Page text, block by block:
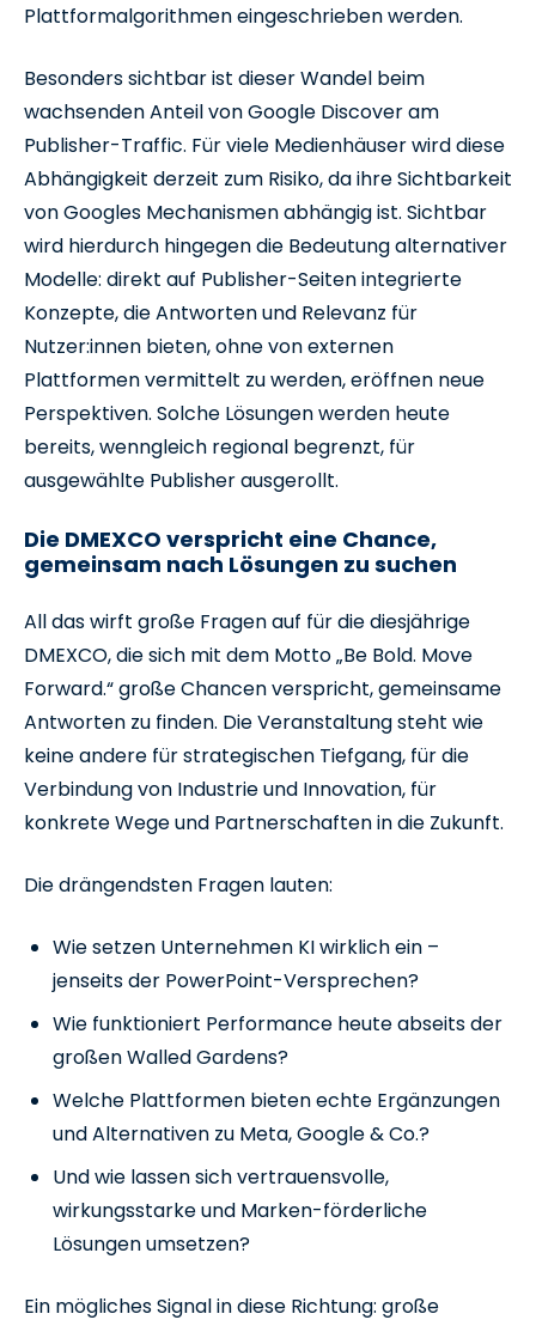
Plattformalgorithmen eingeschrieben werden.
Besonders sichtbar ist dieser Wandel beim
wachsenden Anteil von Google Discover am
Publisher-Traffic. Für viele Medienhäuser wird diese
Abhängigkeit derzeit zum Risiko, da ihre Sichtbarkeit
von Googles Mechanismen abhängig ist. Sichtbar
wird hierdurch hingegen die Bedeutung alternativer
Modelle: direkt auf Publisher-Seiten integrierte
Konzepte, die Antworten und Relevanz für
Nutzer:innen bieten, ohne von externen
Plattformen vermittelt zu werden, eröffnen neue
Perspektiven. Solche Lösungen werden heute
bereits, wenngleich regional begrenzt, für
ausgewählte Publisher ausgerollt.
Die DMEXCO verspricht eine Chance,
gemeinsam nach Lösungen zu suchen
All das wirft große Fragen auf für die diesjährige
DMEXCO, die sich mit dem Motto „Be Bold. Move
Forward.“ große Chancen verspricht, gemeinsame
Antworten zu finden. Die Veranstaltung steht wie
keine andere für strategischen Tiefgang, für die
Verbindung von Industrie und Innovation, für
konkrete Wege und Partnerschaften in die Zukunft.
Die drängendsten Fragen lauten:
Wie setzen Unternehmen KI wirklich ein –
jenseits der PowerPoint-Versprechen?
Wie funktioniert Performance heute abseits der
großen Walled Gardens?
Welche Plattformen bieten echte Ergänzungen
und Alternativen zu Meta, Google & Co.?
Und wie lassen sich vertrauensvolle,
wirkungsstarke und Marken-förderliche
Lösungen umsetzen?
Ein mögliches Signal in diese Richtung: große